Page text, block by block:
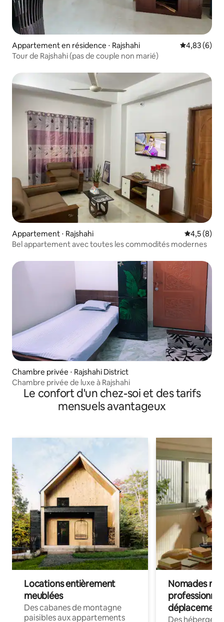
Appartement en résidence ⋅ Rajshahi Évaluation
4,83 (6)
Tour de Rajshahi (pas de couple non marié)
Appartement ⋅ Rajshahi Évaluation
4,5 (8)
Bel appartement avec toutes les commodités modernes
Chambre privée ⋅ Rajshahi District
Chambre privée de luxe à Rajshahi
Le confort d'un chez-soi et des tarifs
mensuels avantageux
Locations entièrement
meublées
Des cabanes de montagne
paisibles aux appartements
Nomades
déplacement
Des